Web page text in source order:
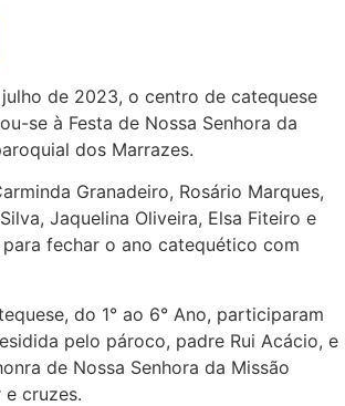
de 2023, o centro de catequese
se à Festa de Nossa Senhora da
dos Marrazes.
Granadeiro, Rosário Marques,
Jaquelina Oliveira, Elsa Fiteiro e
fechar o ano catequético com
do 1° ao 6° Ano, participaram
pelo pároco, padre Rui Acácio, e
de Nossa Senhora da Missão
cruzes.